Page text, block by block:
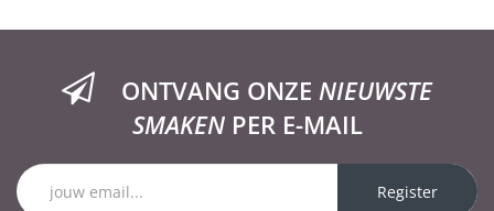
ONTVANG ONZE NIEUWSTE
SMAKENPER E-MAIL
Register